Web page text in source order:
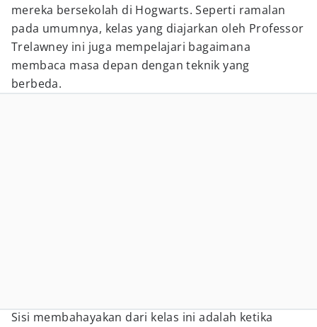
mereka bersekolah di Hogwarts. Seperti ramalan
pada umumnya, kelas yang diajarkan oleh Professor
Trelawney ini juga mempelajari bagaimana
membaca masa depan dengan teknik yang
berbeda.
Sisi membahayakan dari kelas ini adalah ketika